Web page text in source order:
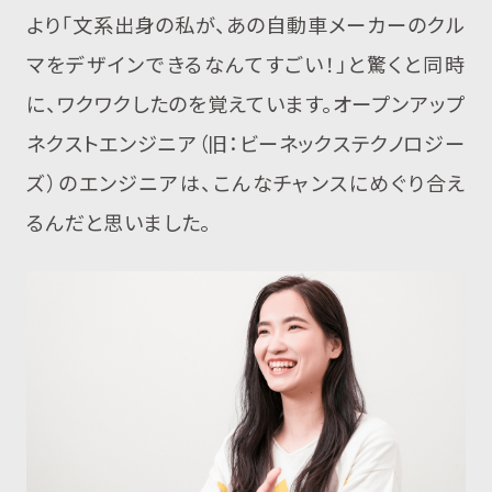
より「文系出身の私が、あの自動車メーカーのクル
マをデザインできるなんてすごい！」と驚くと同時
に、ワクワクしたのを覚えています。オープンアップ
ネクストエンジニア（旧：ビーネックステクノロジー
ズ）のエンジニアは、こんなチャンスにめぐり合え
るんだと思いました。